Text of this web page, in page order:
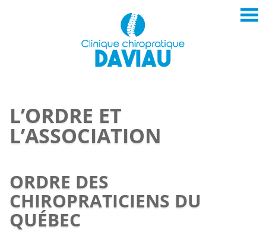
L’ORDRE ET
L’ASSOCIATION
ORDRE DES
CHIROPRATICIENS DU
QUÉBEC